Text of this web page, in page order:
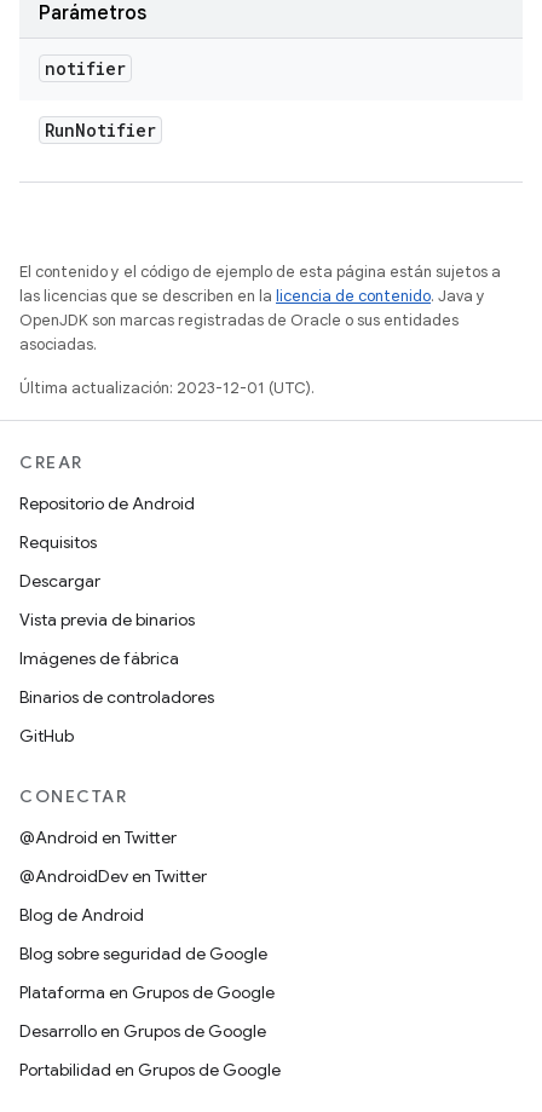
Parámetros
notifier
RunNotifier
El contenido y el código de ejemplo de esta página están sujetos a
las licencias que se describen en la licencia de contenido. Java y
OpenJDK son marcas registradas de Oracle o sus entidades
asociadas.
Última actualización: 2023-12-01 (UTC).
CREAR
Repositorio de Android
Requisitos
Descargar
Vista previa de binarios
Imágenes de fábrica
Binarios de controladores
GitHub
CONECTAR
@Android en Twitter
@AndroidDev en Twitter
Blog de Android
Blog sobre seguridad de Google
Plataforma en Grupos de Google
Desarrollo en Grupos de Google
Portabilidad en Grupos de Google